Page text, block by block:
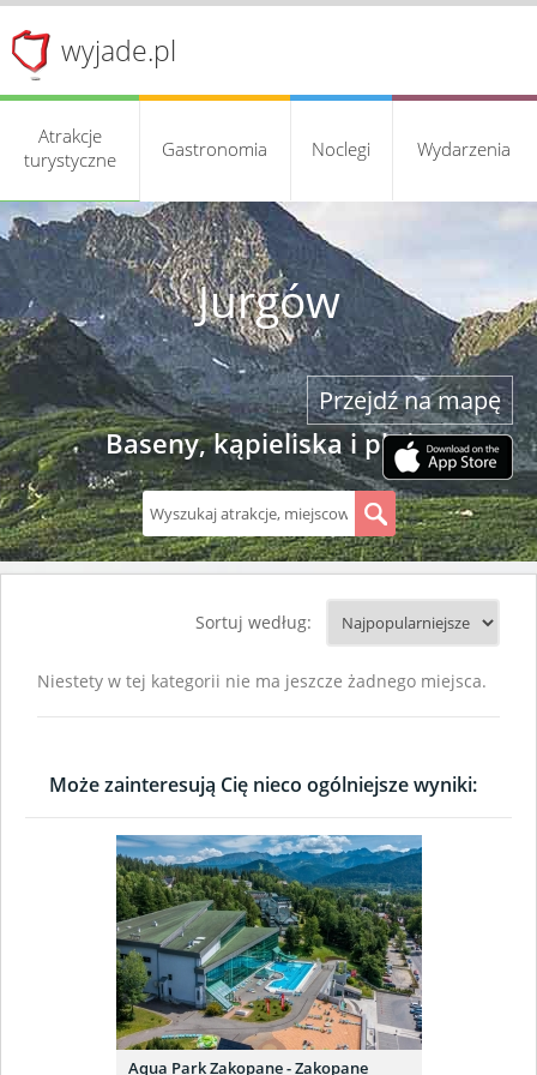
wyjade.pl
Atrakcje
turystyczne
Gastronomia Noclegi Wydarzenia
Jurgów
Baseny, kąpieliska i plaże
Przejdź na mapę
Sortuj według:
Niestety w tej kategorii nie ma jeszcze żadnego miejsca.
Może zainteresują Cię nieco ogólniejsze wyniki:
Aqua Park Zakopane - Zakopane